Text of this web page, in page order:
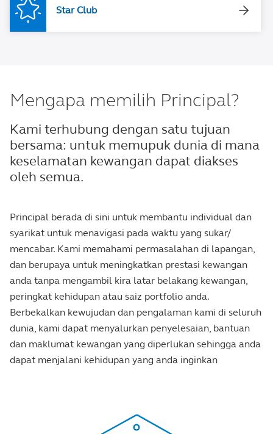
Star Club
Mengapa memilih Principal?
Kami terhubung dengan satu tujuan
bersama: untuk memupuk dunia di mana
keselamatan kewangan dapat diakses
oleh semua.
Principal berada di sini untuk membantu individual dan
syarikat untuk menavigasi pada waktu yang sukar/
mencabar. Kami memahami permasalahan di lapangan,
dan berupaya untuk meningkatkan prestasi kewangan
anda tanpa mengambil kira latar belakang kewangan,
peringkat kehidupan atau saiz portfolio anda.
Berbekalkan kewujudan dan pengalaman kami di seluruh
dunia, kami dapat menyalurkan penyelesaian, bantuan
dan maklumat kewangan yang diperlukan sehingga anda
dapat menjalani kehidupan yang anda inginkan